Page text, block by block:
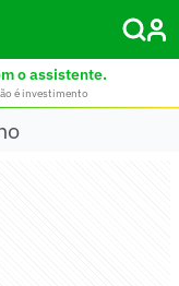
o assistente.
é investimento